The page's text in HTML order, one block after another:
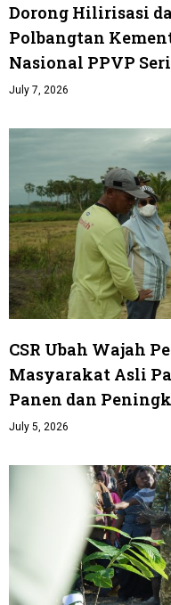
Dorong Hilirisasi
Polbangtan
Nasional PPVP
July 7, 2026
CSR Ubah Wajah
Masyarakat Asli
Panen dan
July 5, 2026